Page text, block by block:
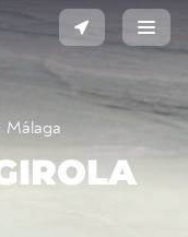
Málaga